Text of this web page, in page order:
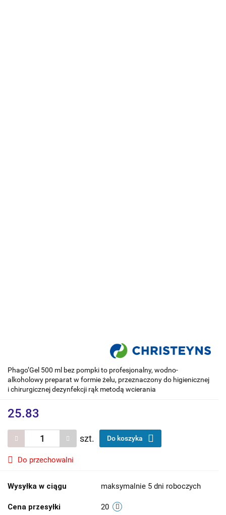
Phago’Gel 500 ml bez pompki to profesjonalny, wodno-
alkoholowy preparat w formie żelu, przeznaczony do higienicznej
i chirurgicznej dezynfekcji rąk metodą wcierania
25.83
szt. Do koszyka
Do przechowalni
Wysyłka w ciągu maksymalnie 5 dni roboczych
Cena przesyłki 20